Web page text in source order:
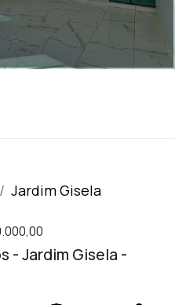
Jardim Gisela
- Jardim Gisela -